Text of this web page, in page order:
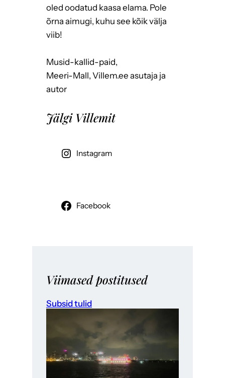
oled oodatud kaasa elama. Pole
õrna aimugi, kuhu see kõik välja
viib!
Musid-kallid-paid,
Meeri-Mall, Villem.ee asutaja ja
autor
Jälgi Villemit
Instagram
Facebook
Viimased postitused
Subsid tulid